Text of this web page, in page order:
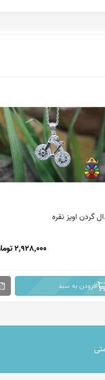
گردن اویز نقره
2,928,000 تومان
افزودن به سبد